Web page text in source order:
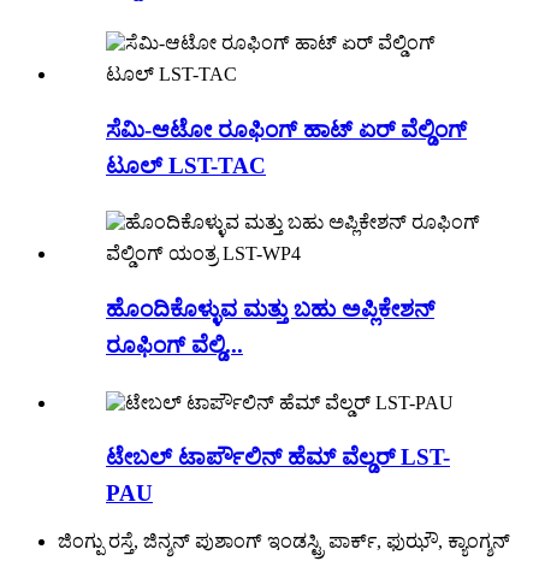
ಸೆಮಿ-ಆಟೋ ರೂಫಿಂಗ್ ಹಾಟ್ ಏರ್ ವೆಲ್ಡಿಂಗ್
ಟೂಲ್ LST-TAC
ಹೊಂದಿಕೊಳ್ಳುವ ಮತ್ತು ಬಹು ಅಪ್ಲಿಕೇಶನ್
ರೂಫಿಂಗ್ ವೆಲ್ಡಿ...
ಟೇಬಲ್ ಟಾರ್ಪೌಲಿನ್ ಹೆಮ್ ವೆಲ್ಡರ್ LST-
PAU
ಜಿಂಗ್ಪು ರಸ್ತೆ, ಜಿನ್ಶನ್ ಪುಶಾಂಗ್ ಇಂಡಸ್ಟ್ರಿ ಪಾರ್ಕ್, ಫುಝೌ, ಕ್ಯಾಂಗ್ಶನ್